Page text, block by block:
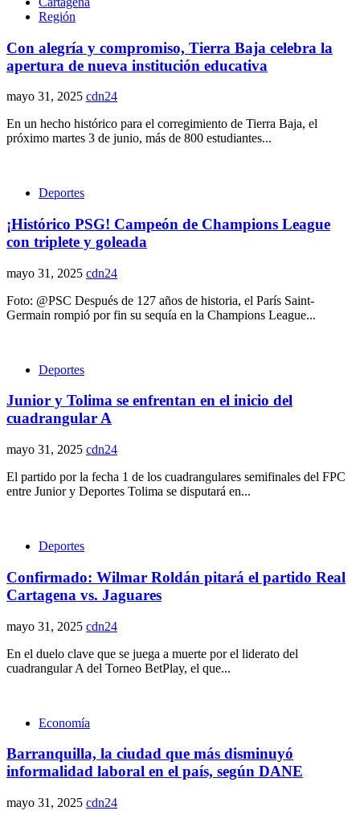
Región
Con alegría y compromiso, Tierra Baja celebra la
apertura de nueva institución educativa
mayo 31, 2025 cdn24
En un hecho histórico para el corregimiento de Tierra Baja, el
próximo martes 3 de junio, más de 800 estudiantes...
Deportes
¡Histórico PSG! Campeón de Champions League
con triplete y goleada
mayo 31, 2025 cdn24
Foto: @PSC Después de 127 años de historia, el París Saint-
Germain rompió por fin su sequía en la Champions League...
Deportes
Junior y Tolima se enfrentan en el inicio del
cuadrangular A
mayo 31, 2025 cdn24
El partido por la fecha 1 de los cuadrangulares semifinales del FPC
entre Junior y Deportes Tolima se disputará en...
Deportes
Confirmado: Wilmar Roldán pitará el partido Real
Cartagena vs. Jaguares
mayo 31, 2025 cdn24
En el duelo clave que se juega a muerte por el liderato del
cuadrangular A del Torneo BetPlay, el que...
Economía
Barranquilla, la ciudad que más disminuyó
informalidad laboral en el país, según DANE
mayo 31, 2025 cdn24